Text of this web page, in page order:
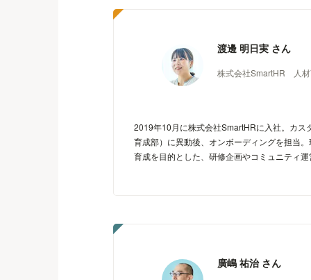
渡邊 明日実 さん
株式会社SmartHR 人材
2019年10月に株式会社SmartHRに入社。カ
育成部）に異動後、オンボーディングを担当
育成を目的とした、研修企画やコミュニティ
廣嶋 祐治 さん